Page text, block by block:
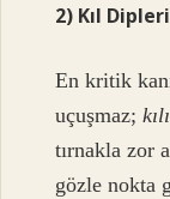
2) Kıl
En kritik
uçuşmaz;
tırnakla zor
gözle nokta